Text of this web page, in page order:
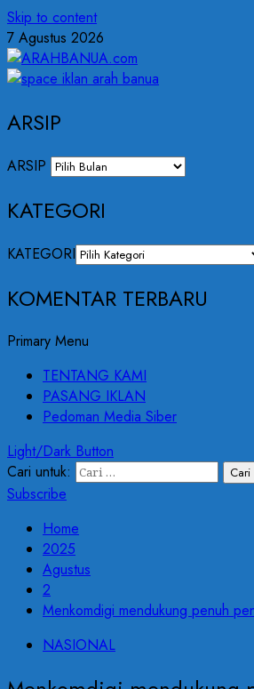
Skip to content
7 Agustus 2026
ARSIP
ARSIP
KATEGORI
KATEGORI
KOMENTAR TERBARU
Primary Menu
TENTANG KAMI
PASANG IKLAN
Pedoman Media Siber
Light/Dark Button
Cari untuk:
Subscribe
Home
2025
Agustus
2
Menkomdigi mendukung penuh
NASIONAL